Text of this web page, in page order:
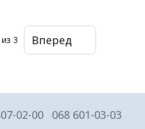
из 3 Вперед
02-00 068 601-03-03